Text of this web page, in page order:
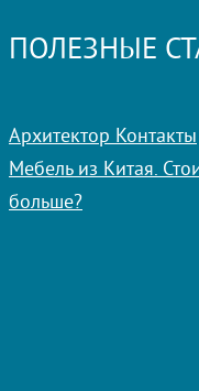
ПОЛЕЗНЫЕ
Архитектор Контакты
Мебель из Китая.
больше?